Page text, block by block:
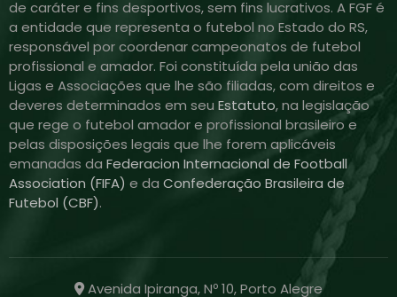
de caráter e fins desportivos, sem fins lucrativos. A FGF é
a entidade que representa o futebol no Estado do RS,
responsável por coordenar campeonatos de futebol
profissional e amador. Foi constituída pela união das
Ligas e Associações que lhe são filiadas, com direitos e
deveres determinados em seu Estatuto, na legislação
que rege o futebol amador e profissional brasileiro e
pelas disposições legais que lhe forem aplicáveis
emanadas da Federacion Internacional de Football
Association (FIFA) e da Confederação Brasileira de
Futebol (CBF).
Avenida Ipiranga, Nº 10, Porto Alegre